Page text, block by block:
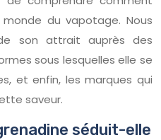
du vapotage. Nous
son attrait auprès des
sous lesquelles elle se
et enfin, les marques qui
saveur.
séduit-elle